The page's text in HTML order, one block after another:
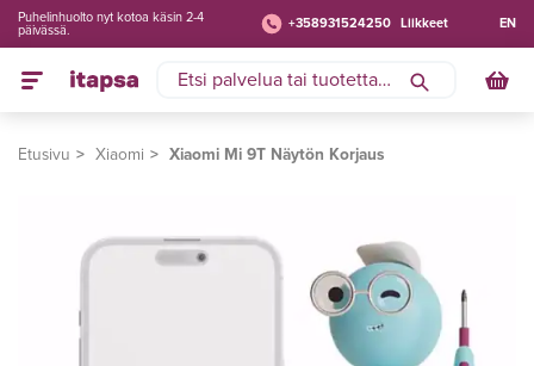
+358931524250 Liikkeet
Puhelinhuolto nyt kotoa käsin 2-4
päivässä.
EN
Etusivu Xiaomi Xiaomi Mi 9T Näytön Korjaus